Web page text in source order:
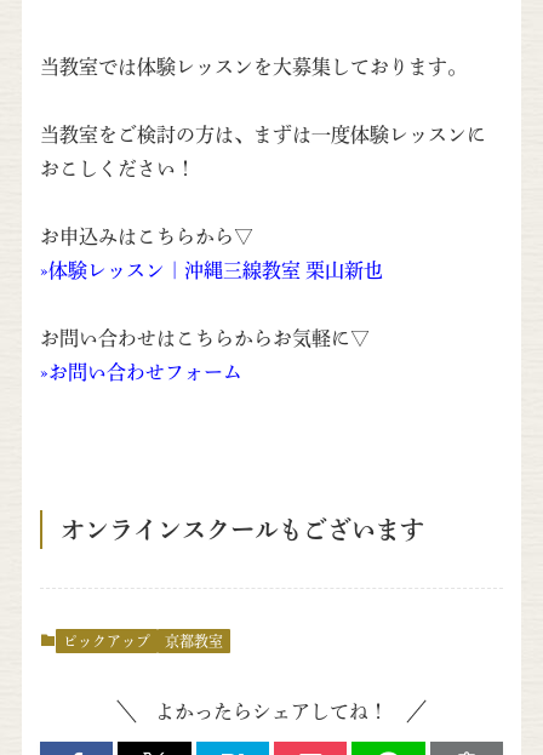
当教室では体験レッスンを大募集しております。
当教室をご検討の方は、まずは一度体験レッスンに
おこしください！
お申込みはこちらから▽
»体験レッスン | 沖縄三線教室 栗山新也
お問い合わせはこちらからお気軽に▽
»お問い合わせフォーム
オンラインスクールもございます
ピックアップ 京都教室
よかったらシェアしてね！